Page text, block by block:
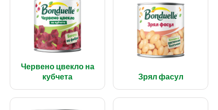
Червено цвекло на
кубчета
Зрял фасул